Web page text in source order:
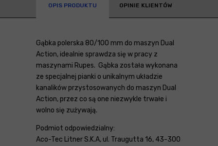
OPIS PRODUKTU OPINIE KLIENTÓW
Gąbka polerska 80/100 mm do maszyn Dual
Action, idealnie sprawdza się w pracy z
maszynami Rupes. Gąbka została wykonana
ze specjalnej pianki o unikalnym układzie
kanalików przystosowanych do maszyn Dual
Action, przez co są one niezwykle trwałe i
wolno się zużywają.
Podmiot odpowiedzialny:
Aco-Tec Litner S.K.A, ul. Traugutta 16, 43-300